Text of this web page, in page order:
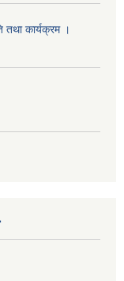
तथा कार्यक्रम ।